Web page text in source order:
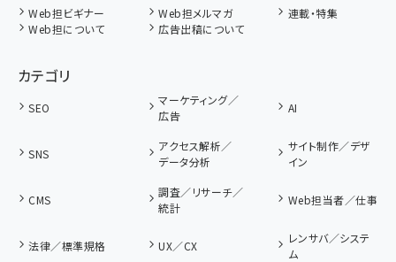
Web担ビギナー Web担メルマガ
連載・特集
Web担について
広告出稿について
カテゴリ
SEO
マーケティング／
広告
AI
SNS
アクセス解析／
データ分析
サイト制作／デザ
イン
CMS
調査／リサーチ／
統計
Web担当者／仕事
法律／標準規格 UX／CX
レンサバ／システ
ム